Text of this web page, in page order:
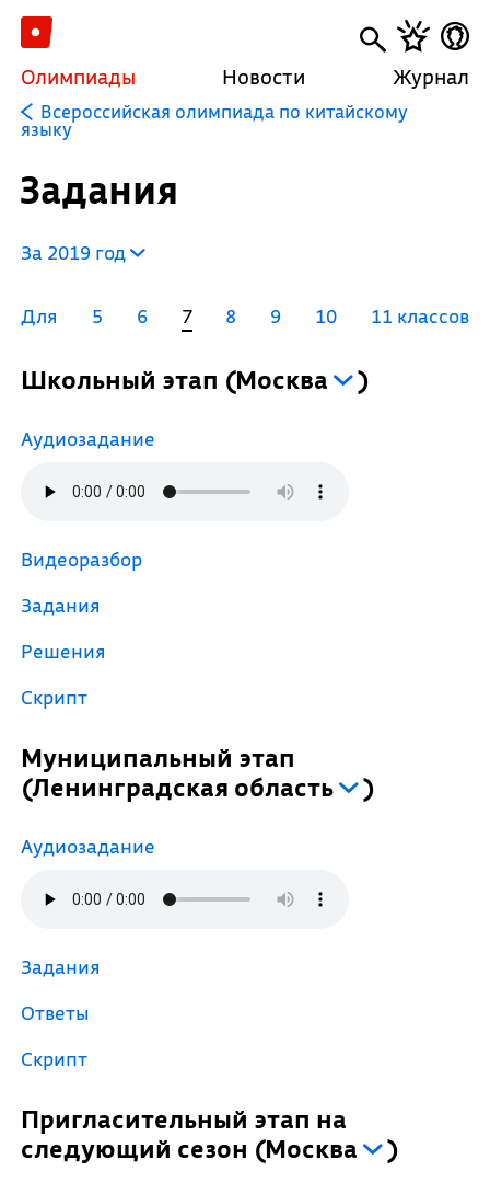
Олимпиады Новости Журнал
Всероссийская олимпиада по китайскому
языку
Задания
За 2019 год
Для 5 6 7 8 9 10 11 классов
Школьный этап (Москва )
Аудиозадание
Видеоразбор
Задания
Решения
Скрипт
Муниципальный этап
(Ленинградская область )
Аудиозадание
Задания
Ответы
Скрипт
Пригласительный этап на
следующий сезон (Москва )